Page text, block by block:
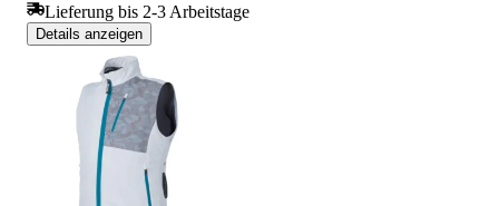
Lieferung bis 2-3 Arbeitstage
Details anzeigen